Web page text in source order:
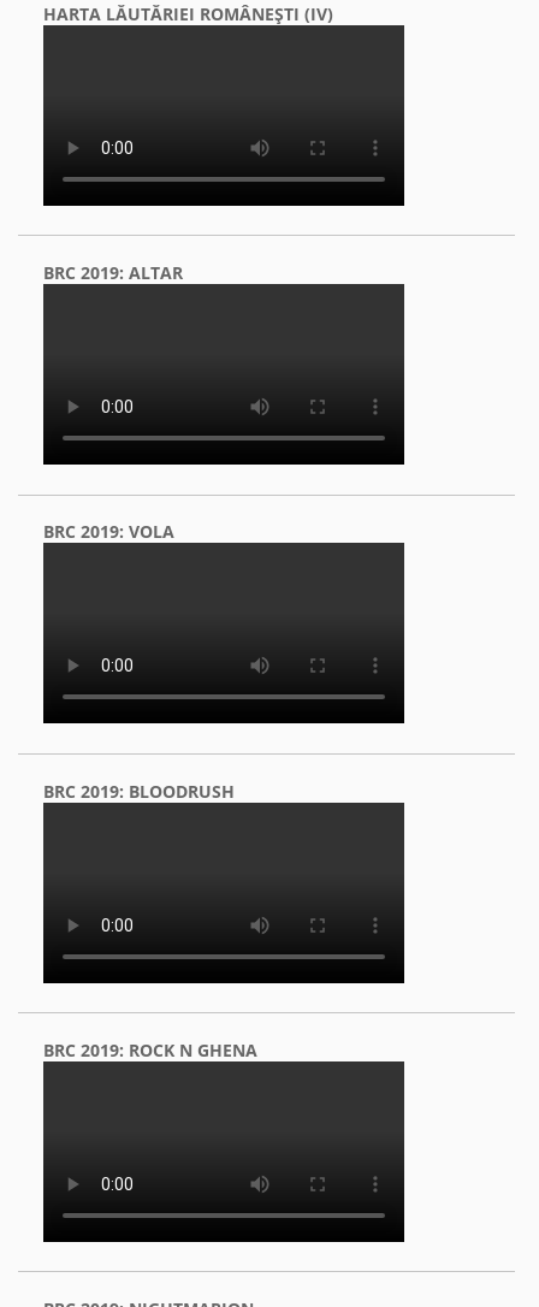
HARTA LĂUTĂRIEI ROMÂNEŞTI (IV)
BRC 2019: ALTAR
BRC 2019: VOLA
BRC 2019: BLOODRUSH
BRC 2019: ROCK N GHENA